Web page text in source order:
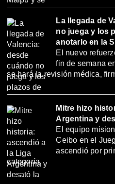
La llegada de
no juega y los
anotarlo en la
El nuevo
fin de semana
se hará la revisión médica,
Mitre hizo
Argentina y
El equipo
Ceibo en el
ascendió por
categoría.